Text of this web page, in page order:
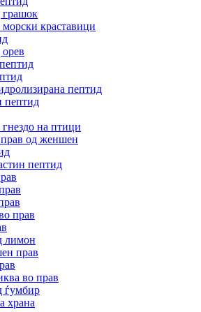
краставици
пептид
пептид
на птици
од женшен
пептид
прав
лимон
прав
во прав
ѓумбир
храна